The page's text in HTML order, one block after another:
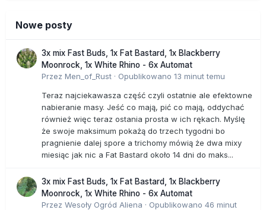
Nowe posty
3x mix Fast Buds, 1x Fat Bastard, 1x Blackberry
Moonrock, 1x White Rhino - 6x Automat
Przez Men_of_Rust · Opublikowano 13 minut temu
Teraz najciekawasza część czyli ostatnie ale efektowne
nabieranie masy. Jeść co mają, pić co mają, oddychać
również więc teraz ostania prosta w ich rękach. Myślę
że swoje maksimum pokażą do trzech tygodni bo
pragnienie dalej spore a trichomy mówią że dwa mixy
miesiąc jak nic a Fat Bastard około 14 dni do maks...
3x mix Fast Buds, 1x Fat Bastard, 1x Blackberry
Moonrock, 1x White Rhino - 6x Automat
Przez Wesoły Ogród Aliena · Opublikowano 46 minut